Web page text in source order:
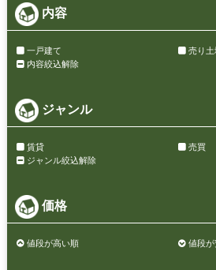
内容
一戸建て
売り土
内容絞込解除
ジャンル
賃貸
売買
ジャンル絞込解除
価格
値段が高い順 値段